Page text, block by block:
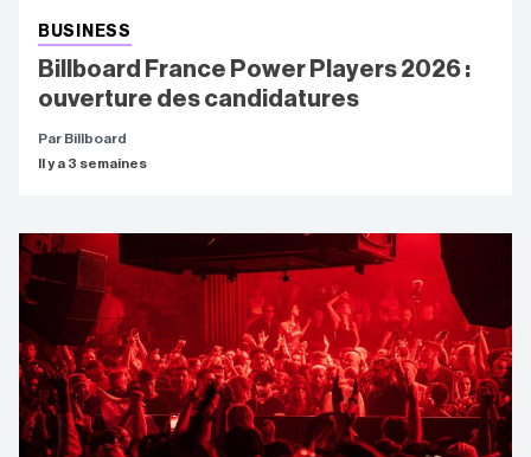
BUSINESS
Billboard France Power Players 2026 :
ouverture des candidatures
Par Billboard
Il y a 3 semaines